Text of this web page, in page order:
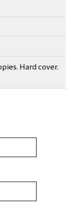
Hard cover.